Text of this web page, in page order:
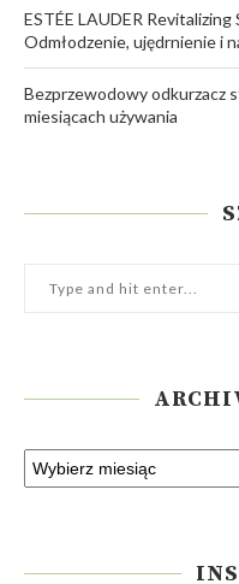
ESTÉE LAUDER
Odmłodzenie, ujędrnienie i
Bezprzewodowy odkurzacz
miesiącach używania